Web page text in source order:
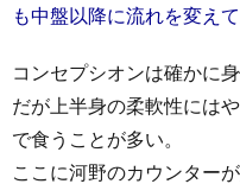
も中盤以降に流れを変えて
コンセプシオンは確かに
だが上半身の柔軟性には
で食うことが多い。
ここに河野のカウンター